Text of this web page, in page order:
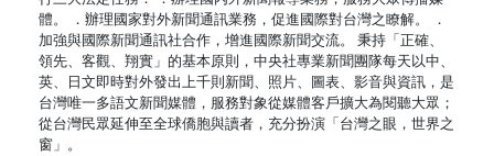
體。 ．辦理國家對外新聞通訊業務，促進國際對台灣之瞭解。 ．
加強與國際新聞通訊社合作，增進國際新聞交流。 秉持「正確、
領先、客觀、翔實」的基本原則，中央社專業新聞團隊每天以中、
英、日文即時對外發出上千則新聞、照片、圖表、影音與資訊，是
台灣唯一多語文新聞媒體，服務對象從媒體客戶擴大為閱聽大眾；
從台灣民眾延伸至全球僑胞與讀者，充分扮演「台灣之眼，世界之
窗」。